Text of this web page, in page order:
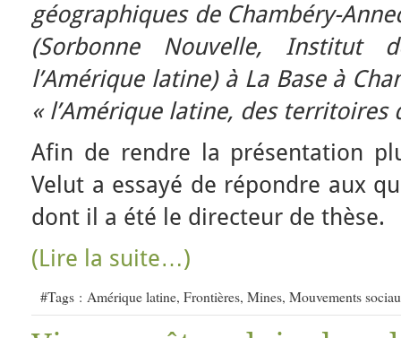
géographiques de Chambéry-
(Sorbonne Nouvelle, Institut
l’Amérique latine) à La Base à
« l’Amérique latine, des territoires
Afin de rendre la présentation
Velut a essayé de répondre aux
dont il a été le directeur de thèse.
(Lire la suite…)
#Tags : Amérique latine, Frontières, Mines, Mouvements